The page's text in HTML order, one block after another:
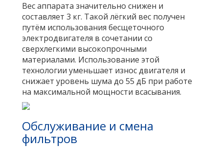
Вес аппарата значительно снижен и
составляет 3 кг. Такой лёгкий вес получен
путём использования бесщеточного
электродвигателя в сочетании со
сверхлегкими высокопрочными
материалами. Использование этой
технологии уменьшает износ двигателя и
снижает уровень шума до 55 дБ при работе
на максимальной мощности всасывания.
Обслуживание и смена
фильтров